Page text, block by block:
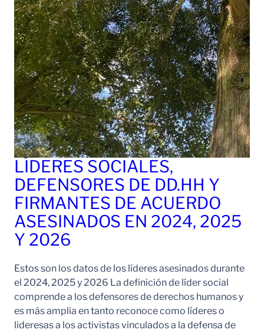
LÍDERES SOCIALES,
DEFENSORES DE DD.HH Y
FIRMANTES DE ACUERDO
ASESINADOS EN 2024, 2025
Y 2026
Estos son los datos de los líderes asesinados durante
el 2024, 2025 y 2026 La definición de líder social
comprende a los defensores de derechos humanos y
es más amplia en tanto reconoce como líderes o
lideresas a los activistas vinculados a la defensa de